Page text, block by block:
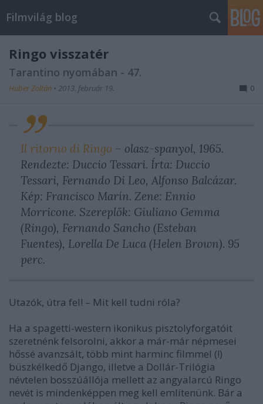
Filmvilág blog
Ringo visszatér
Tarantino nyomában - 47.
Huber Zoltán • 2013. február 19. 0
Il ritorno di Ringo – olasz-spanyol, 1965.
Rendezte: Duccio Tessari. Írta: Duccio
Tessari, Fernando Di Leo, Alfonso Balcázar.
Kép: Francisco Marín. Zene: Ennio
Morricone. Szereplők: Giuliano Gemma
(Ringo), Fernando Sancho (Esteban
Fuentes), Lorella De Luca (Helen Brown). 95
perc.
Utazók, útra fel! – Mit kell tudni róla?
Ha a spagetti-western ikonikus pisztolyforgatóit
szeretnénk felsorolni, akkor a már-már népmesei
hőssé avanzsált, több mint harminc filmmel (!)
büszkélkedő Django, illetve a Dollár-Trilógia
névtelen bosszúállója mellett az angyalarcú Ringo
nevét is mindenképpen meg kell említenünk. Bár a